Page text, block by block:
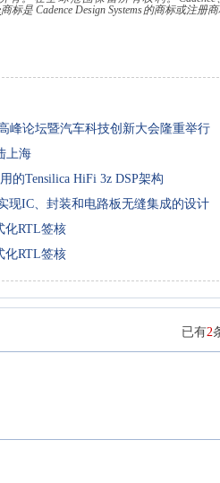
商标是 Cadence Design Systems的商标或注册商
峰论坛暨汽车科技创新大会隆重举行
上海
的Tensilica HiFi 3z DSP架构
现IC、封装和电路板无缝集成的设计
化RTL签核
化RTL签核
已有2